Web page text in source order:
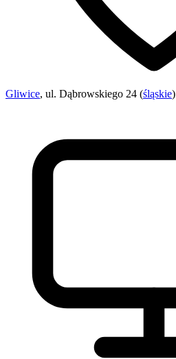
Gliwice, ul. Dąbrowskiego 24 (śląskie)